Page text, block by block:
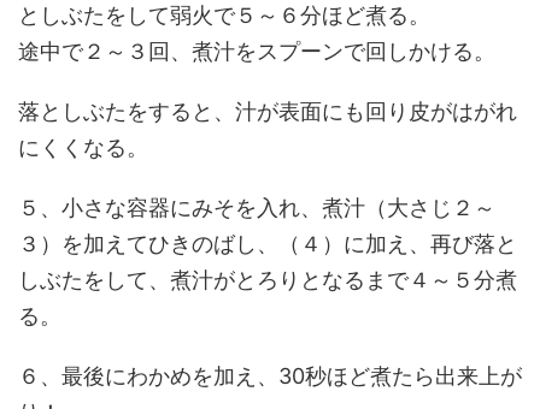
としぶたをして弱火で５～６分ほど煮る。
途中で２～３回、煮汁をスプーンで回しかける。
落としぶたをすると、汁が表面にも回り皮がはがれ
にくくなる。
５、小さな容器にみそを入れ、煮汁（大さじ２～
３）を加えてひきのばし、（４）に加え、再び落と
しぶたをして、煮汁がとろりとなるまで４～５分煮
る。
６、最後にわかめを加え、30秒ほど煮たら出来上が